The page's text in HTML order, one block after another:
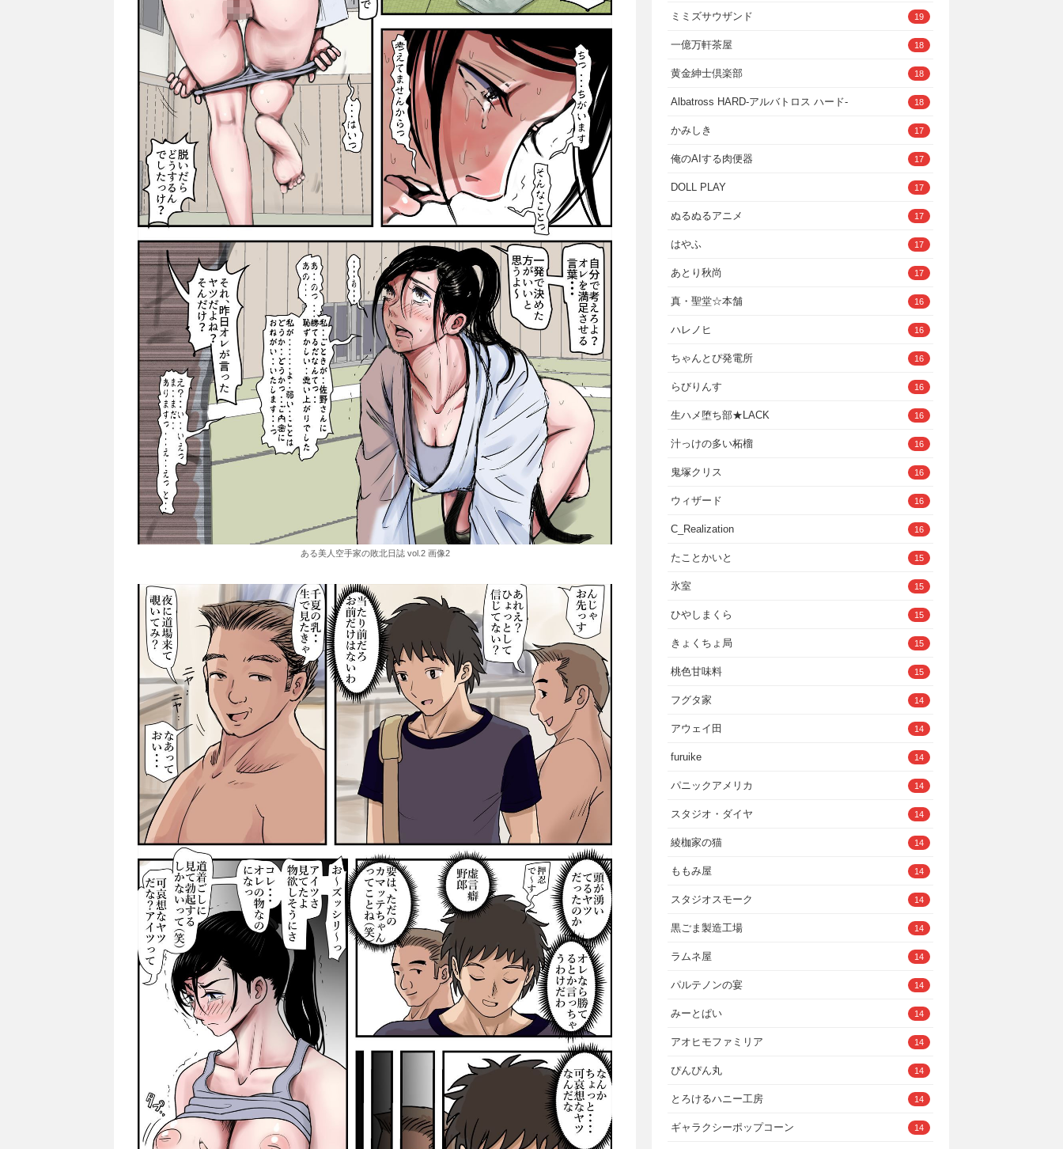
ある美人空手家の敗北日誌 vol.2 画像2
ミミズサウザンド 19
一億万軒茶屋 18
黄金紳士倶楽部 18
Albatross HARD‐アルバトロス ハード‐ 18
かみしき 17
俺のAIする肉便器 17
DOLL PLAY 17
ぬるぬるアニメ 17
はやふ 17
あとり秋尚 17
真・聖堂☆本舗 16
ハレノヒ 16
ちゃんとぴ発電所 16
らびりんす 16
生ハメ堕ち部★LACK 16
汁っけの多い柘榴 16
鬼塚クリス 16
ウィザード 16
C_Realization 16
たことかいと 15
氷室 15
ひやしまくら 15
きょくちょ局 15
桃色甘味料 15
フグタ家 14
アウェイ田 14
furuike 14
パニックアメリカ 14
スタジオ・ダイヤ 14
綾枷家の猫 14
ももみ屋 14
スタジオスモーク 14
黒ごま製造工場 14
ラムネ屋 14
パルテノンの宴 14
みーとぱい 14
アオヒモファミリア 14
ぴんぴん丸 14
とろけるハニー工房 14
ギャラクシーポップコーン 14